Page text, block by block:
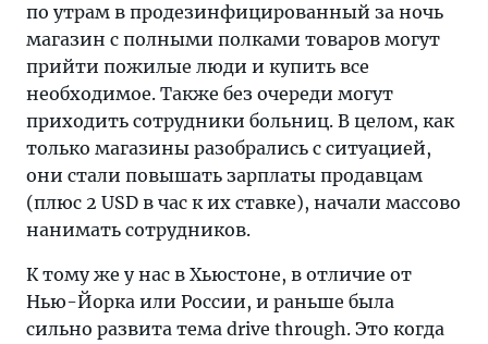
по утрам в продезинфицированный за ночь
магазин с полными полками товаров могут
прийти пожилые люди и купить все
необходимое. Также без очереди могут
приходить сотрудники больниц. В целом, как
только магазины разобрались с ситуацией,
они стали повышать зарплаты продавцам
(плюс 2 USD в час к их ставке), начали массово
нанимать сотрудников.
К тому же у нас в Хьюстоне, в отличие от
Нью-Йорка или России, и раньше была
сильно развита тема drive through. Это когда